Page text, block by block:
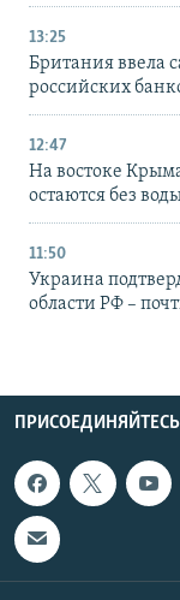
13:25
Британия ввела
российских
12:47
На востоке
остаются без
11:50
Украина
области РФ –